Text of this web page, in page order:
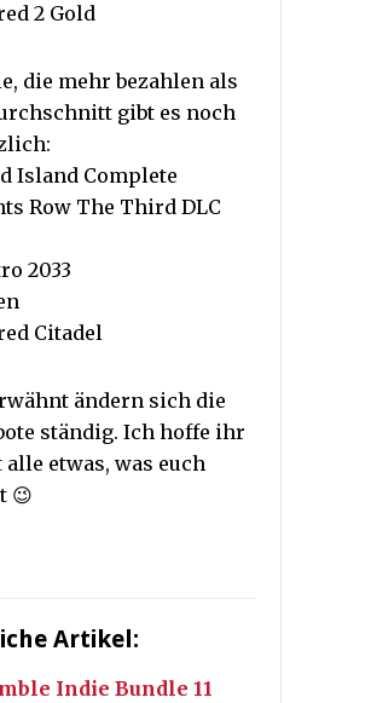
2 Gold
die mehr bezahlen als
gibt es noch
Island Complete
Row The Third DLC
2033
Citadel
ändern sich die
ständig. Ich hoffe ihr
etwas, was euch
😉
Artikel:
Indie Bundle 11